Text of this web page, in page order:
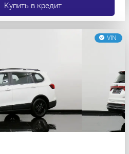
Купить в кредит
VIN